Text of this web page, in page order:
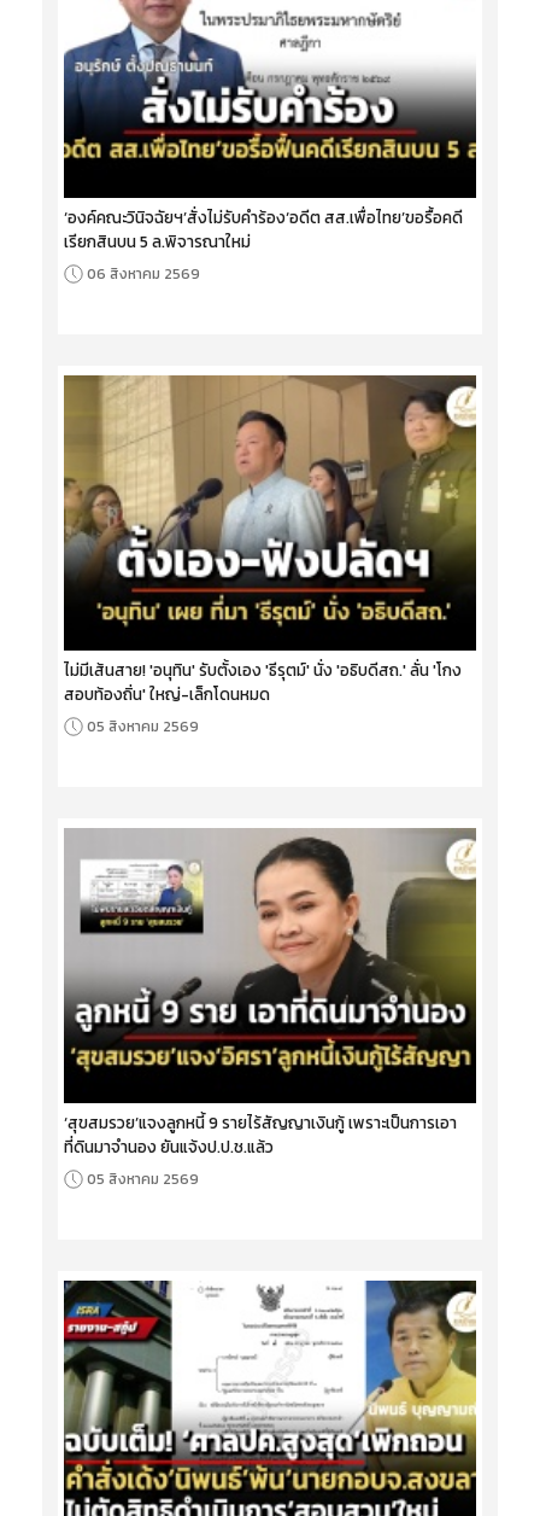
‘องค์คณะวินิจฉัยฯ’สั่งไม่รับคำร้อง‘อดีต สส.เพื่อไทย’ขอรื้อคดี
เรียกสินบน 5 ล.พิจารณาใหม่
06 สิงหาคม 2569
ไม่มีเส้นสาย! 'อนุทิน' รับตั้งเอง 'ธีรุตม์' นั่ง 'อธิบดีสถ.' ลั่น 'โกง
สอบท้องถิ่น' ใหญ่-เล็กโดนหมด
05 สิงหาคม 2569
‘สุขสมรวย’แจงลูกหนี้ 9 รายไร้สัญญาเงินกู้ เพราะเป็นการเอา
ที่ดินมาจำนอง ยันแจ้งป.ป.ช.แล้ว
05 สิงหาคม 2569